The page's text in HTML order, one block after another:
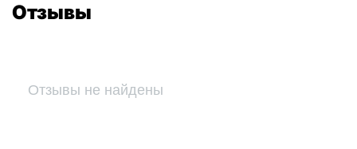
Отзывы
Отзывы не найдены